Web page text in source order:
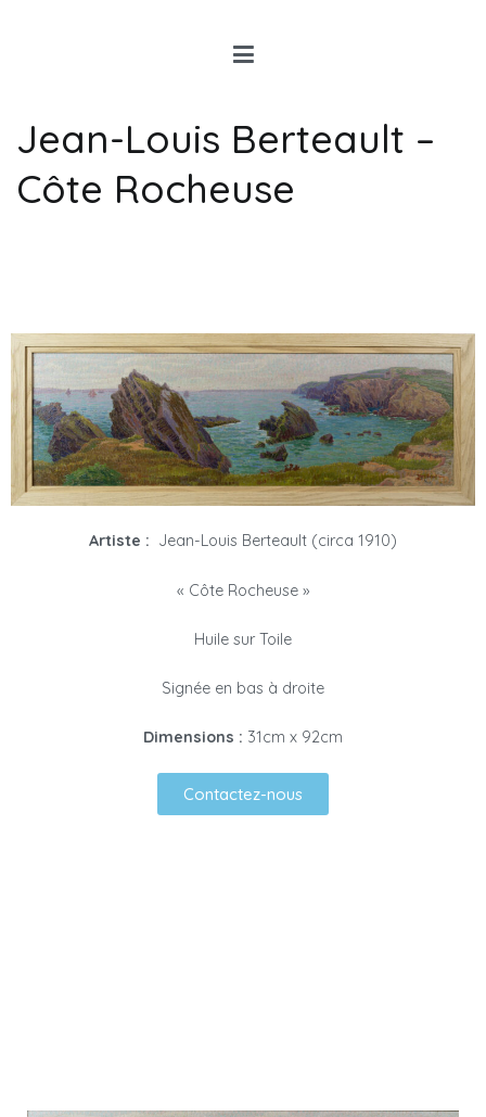
Jean-Louis Berteault –
Côte Rocheuse
Artiste : Jean-Louis Berteault (circa 1910)
« Côte Rocheuse »
Huile sur Toile
Signée en bas à droite
Dimensions : 31cm x 92cm
Contactez-nous